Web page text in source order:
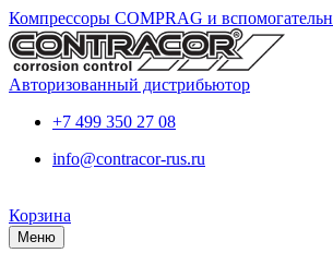
Компрессоры COMPRAG и
Авторизованный дистрибьютор
+7 499 350 27 08
info@contracor-rus.ru
Корзина
Меню